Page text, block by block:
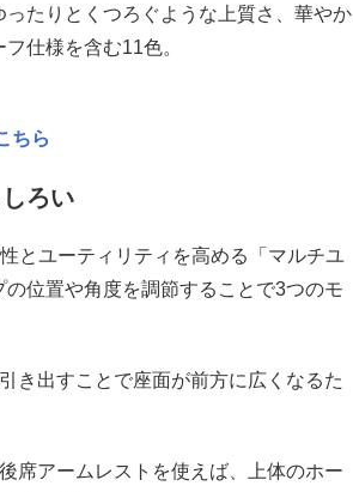
たりとくつろぐような上質さ、華やか
仕様を含む11色。
ちら
ろい
とユーティリティを高める「マルチユ
位置や角度を調節することで3つのモ
き出すことで座面が前方に広くなるた
席アームレストを使えば、上体のホー